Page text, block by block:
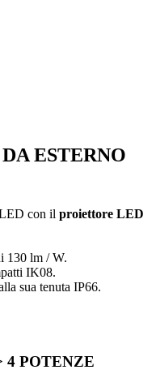
ESTERNO
con il proiettore LED
130 lm / W.
IK08.
sua tenuta IP66.
4 POTENZE